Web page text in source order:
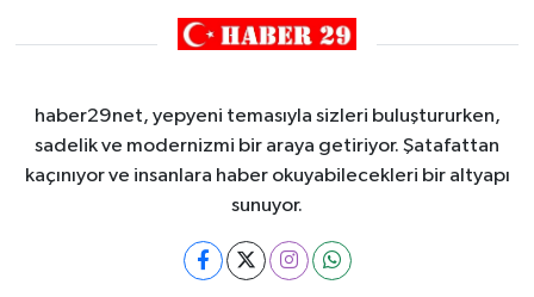
haber29net, yepyeni temasıyla sizleri buluştururken,
sadelik ve modernizmi bir araya getiriyor. Şatafattan
kaçınıyor ve insanlara haber okuyabilecekleri bir altyapı
sunuyor.